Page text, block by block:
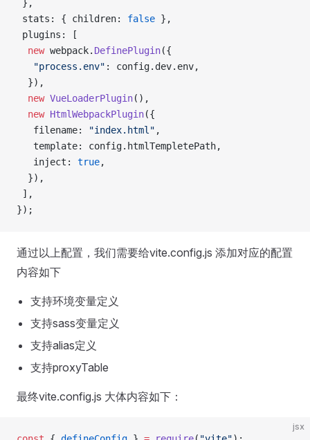
},
stats: { children: false },
plugins: [
  new
webpack. DefinePlugin({
   "process.env"
: config.dev.env,
  }),
  new
VueLoaderPlugin(),
  new
HtmlWebpackPlugin({
   filename:
"index.html" ,
   template: config.htmlTempletePath,
   inject:
true,
  }),
],
});
通过以上配置，我们需要给vite.config.js 添加对应的配置
内容如下
支持环境变量定义
支持sass变量定义
支持alias定义
支持proxyTable
最终vite.config.js 大体内容如下：
jsx